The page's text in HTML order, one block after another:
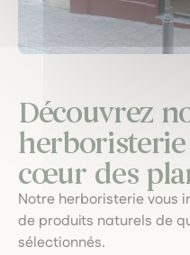
Découvrez
herboristerie
cœur des
Notre herboristerie vous
de produits naturels de
sélectionnés.